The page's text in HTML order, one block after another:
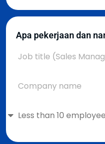
Apa pekerjaan dan